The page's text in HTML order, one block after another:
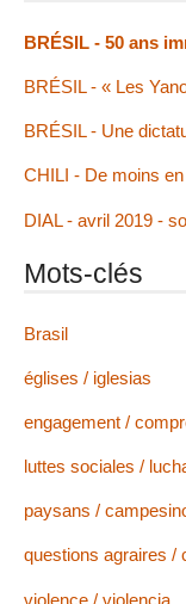
BRÉSIL - 50 ans
BRÉSIL - « Les
BRÉSIL - Une
CHILI - De moins en
DIAL - avril 2019 -
Mots-clés
Brasil
églises / iglesias
engagement /
luttes sociales /
paysans /
questions agraires /
violence / violencia